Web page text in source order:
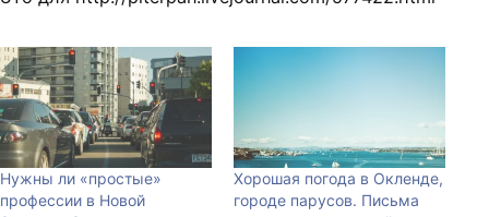
Нужны ли «простые»
профессии в Новой
Хорошая погода в Окленде,
городе парусов. Письма